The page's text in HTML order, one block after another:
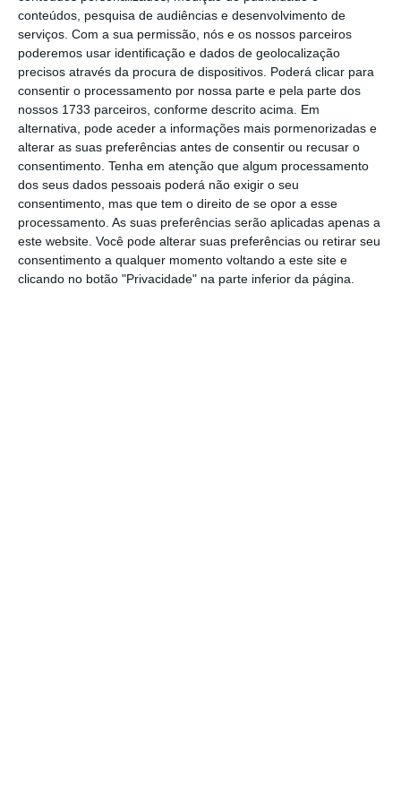
conteúdos, pesquisa de audiências e desenvolvimento de
serviços. Com a sua permissão, nós e os nossos parceiros
poderemos usar identificação e dados de geolocalização
precisos através da procura de dispositivos. Poderá clicar para
consentir o processamento por nossa parte e pela parte dos
nossos 1733 parceiros, conforme descrito acima. Em
alternativa, pode aceder a informações mais pormenorizadas e
alterar as suas preferências antes de consentir ou recusar o
consentimento. Tenha em atenção que algum processamento
dos seus dados pessoais poderá não exigir o seu
consentimento, mas que tem o direito de se opor a esse
processamento. As suas preferências serão aplicadas apenas a
este website. Você pode alterar suas preferências ou retirar seu
consentimento a qualquer momento voltando a este site e
clicando no botão "Privacidade" na parte inferior da página.
Salvador Ribeiro, CEO do grupo.
A profissional começou o seu percurso nas áreas
do marketing e comercial do jornal Destak e Meia
Hora, integrou a equipa que lançou o Jornal i e
esteve no Grupo Renascença Multimédia. Em
2015, integrou o GroupM, primeiro na MediaCom,
a partir de 2020 como head of branded content do
grupo, eem março, de 2024 assumiu a liderança da
The Goat Agency em Portugal.